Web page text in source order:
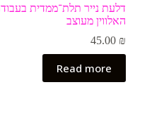
דלעת נייר תלת־ממדית
האלווין מעוצב
45.00 ₪
Read more